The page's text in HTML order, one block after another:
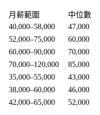
月薪範圍
中位數
40,000–58,000
47,000
52,000–75,000
60,000
60,000–90,000
70,000
70,000–120,000
85,000
35,000–55,000
43,000
38,000–60,000
46,000
42,000–65,000 52,000